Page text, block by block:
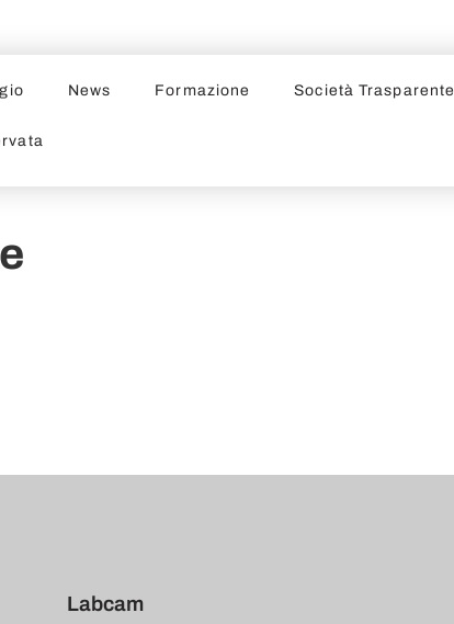
News Formazione Società Trasparente
Labcam